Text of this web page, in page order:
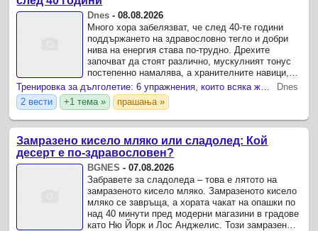
Dnes -08.08.2026
Много хора забелязват, че след 40-те години
поддържането на здравословно тегло и добри
нива на енергия става по-трудно. Дрехите
започват да стоят различно, мускулният тонус
постепенно намалява, а хранителните навици,
които преди са давали отлични резултати, вече
не изглеждат ...
Dnes
2 вести
+1 тема » прашања »
Замразено кисело мляко или сладолед: Кой
десерт е по-здравословен?
BGNES -07.08.2026
Забравете за сладоледа – това е лятото на
замразеното кисело мляко. Замразеното кисело
мляко се завръща, а хората чакат на опашки по
над 40 минути пред модерни магазини в градове
като Ню Йорк и Лос Анджелис. Този замразен